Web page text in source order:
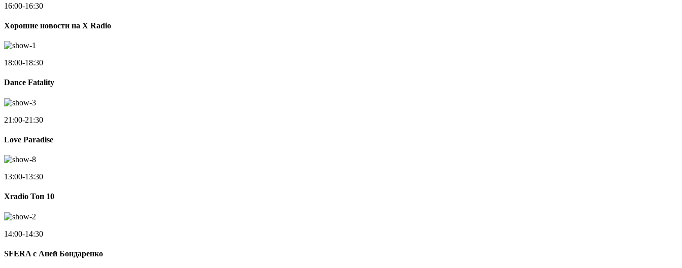
16:00-16:30
Хорошие новости на X Radio
18:00-18:30
Dance Fatality
21:00-21:30
Love Paradise
13:00-13:30
Xradio Топ 10
14:00-14:30
SFERA с Аней Бондаренко